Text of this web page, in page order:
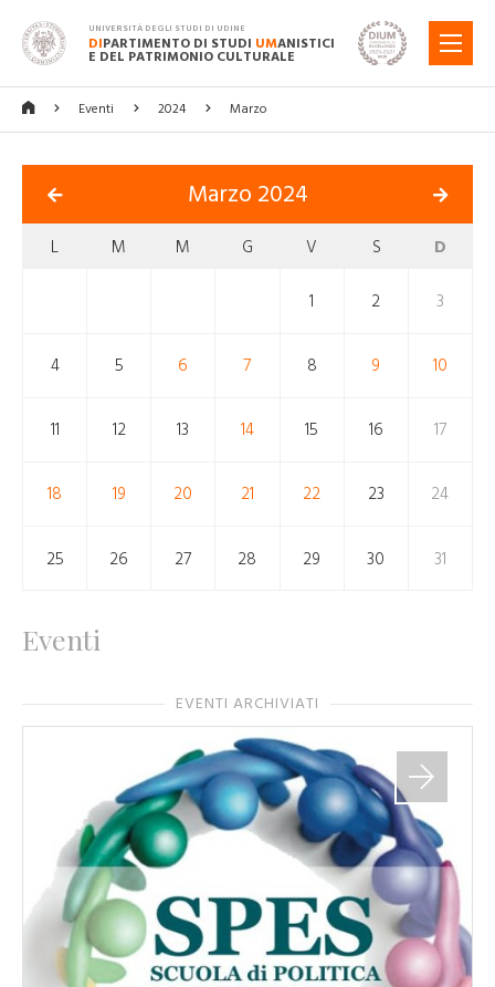
UNIVERSITÀ DEGLI STUDI DI UDINE
DIPARTIMENTO DI STUDI UMANISTICI
E DEL PATRIMONIO CULTURALE
MENU
Eventi 2024 Marzo
Marzo 2024
L M M G V S D
1 2 3
4 5 6 7 8 9 10
11 12 13 14 15 16 17
18 19 20 21 22 23 24
25 26 27 28 29 30 31
Eventi
EVENTI ARCHIVIATI